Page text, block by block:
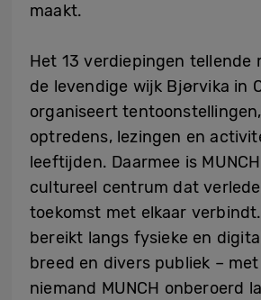
maakt.
Het 13 verdiepingen tellende
de levendige wijk Bjørvika in
organiseert
optredens, lezingen en
leeftijden. Daarmee is
cultureel centrum dat
toekomst met elkaar verbindt.
bereikt langs fysieke en
breed en divers publiek –
niemand MUNCH onberoerd